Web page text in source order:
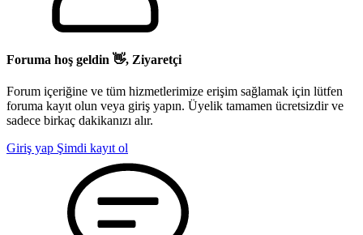
Foruma hoş geldin 👋, Ziyaretçi
Forum içeriğine ve tüm hizmetlerimize erişim sağlamak için lütfen
foruma kayıt olun veya giriş yapın. Üyelik tamamen ücretsizdir ve
sadece birkaç dakikanızı alır.
Giriş yap Şimdi kayıt ol